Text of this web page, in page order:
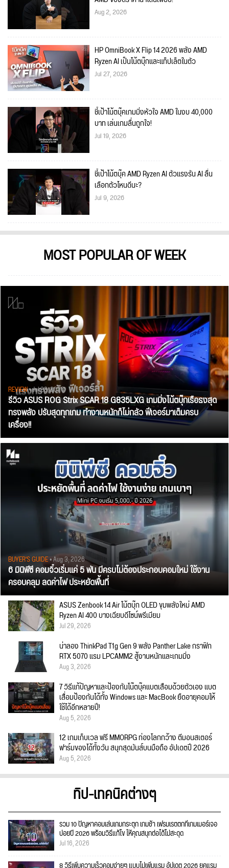
Aug 2, 2026
HP OmniBook X Flip 14 2026 พลัง AMD
Ryzen AI เป็นโน้ตบุ๊กและแท็ปเล็ตในตัว
Jul 27, 2026
ชี้เป้าโน้ตบุ๊คเกมมิ่งหัวใจ AMD ในงบ 40,000
บาท เล่นเกมลื่นถูกใจ!
Jul 19, 2026
ชี้เป้าโน้ตบุ๊ค AMD Ryzen AI ตัวแรงรัน AI ลื่น
เลือกตัวไหนดีนะ?
Jul 9, 2026
MOST POPULAR OF WEEK
REVIEW• Jul 28, 2026
รีวิว ASUS ROG Strix SCAR 18 G835LXG เกมมิ่งโน้ตบุ๊กเรือธงสุด
ทรงพลัง ปรับสุดทุกเกม ทำงานหนักก็ไม่กลัว ฟีเจอร์มาเต็มครบ
เครื่อง!!
BUYER'S GUIDE• Aug 3, 2026
6 มินิพีซี คอมจิ๋วเริ่มแค่ 5 พัน มีครบไม่ต้องประกอบคอมใหม่ ใช้งาน
ครอบคลุม ลดค่าไฟ ประหยัดพื้นที่
ASUS Zenbook 14 Air โน้ตบุ๊ก OLED ขุมพลังใหม่ AMD
Ryzen AI 400 บางเฉียบดีไซน์พรีเมียม
Jul 29, 2026
น่าลอง ThinkPad T1g Gen 9 พลัง Panther Lake กราฟิก
RTX 5070 แรม LPCAMM2 สู้งานหนักและเกมมิ่ง
Aug 3, 2026
7 วิธีแก้ปัญหาและป้องกันโน๊ตบุ๊คแบตเสื่อมด้วยตัวเอง แบต
เสื่อมป้องกันได้ทั้ง Windows และ MacBook ยืดอายุคอมให้
ใช้ได้อีกหลายปี!
Aug 5, 2026
12 เกมเก็บเวล ฟรี MMORPG ท่องโลกกว้าง ตีมอนสเตอร์
ฟาร์มของได้ทั้งวัน สนุกสุดมันส์บนมือถือ อัปเดตปี 2026
Aug 5, 2026
ทิป-เทคนิคต่างๆ
รวม 10 ปัญหาคอมเล่นเกมกระตุก เกมช้า เฟรมเรตตกที่เกมเมอร์เจอ
บ่อยปี 2026 พร้อมวิธีแก้ไข ให้คุณสนุกต่อได้ไม่สะดุด
Jul 16, 2026